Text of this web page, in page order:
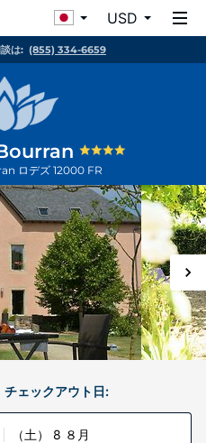
USD
は: (855) 334-6659
ロデズ 12000 FR
チェックアウト日:
（土） 8 ８月